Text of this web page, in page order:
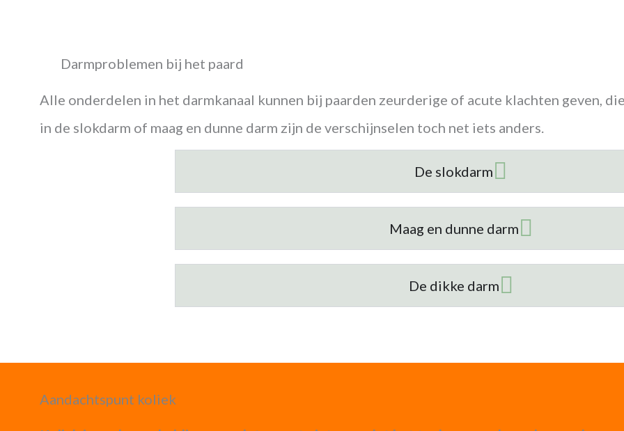
Darmproblemen bij het paard
Alle onderdelen in het darmkanaal kunnen bij paarden zeurderige of acute klachten geven,
in de slokdarm of maag en dunne darm zijn de verschijnselen toch net iets anders.
De slokdarm
Maag en dunne darm
De dikke darm
Aandachtspunt koliek